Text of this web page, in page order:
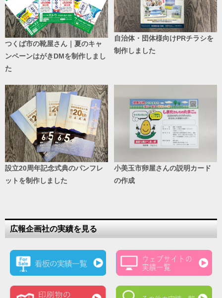
つくば市の靴屋さん｜夏のキャ
ンペーンはがきDMを制作しまし
た
自治体・団体様向けPRチラシを
制作しました
設立20周年記念式典のパンフレ
ットを制作しました
小美玉市卵屋さんの説明カード
の作成
広報企画社の実績を見る